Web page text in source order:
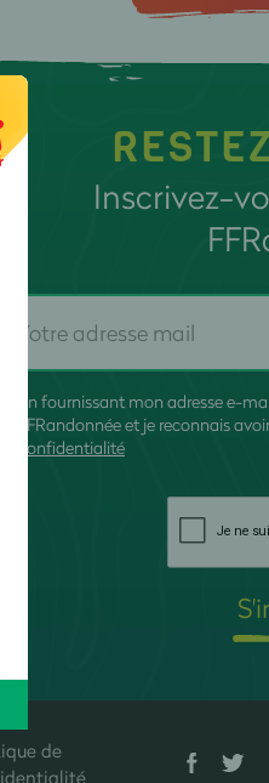
Inscrivez-
En fournissant mon adresse e-
FFRandonnée et je reconnais
confidentialité
de
de confidentialité, en